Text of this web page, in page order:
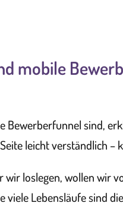
mobile
Bewerberfunnel sind,
leicht verständlich –
wir loslegen, wollen wir
viele Lebensläufe sind